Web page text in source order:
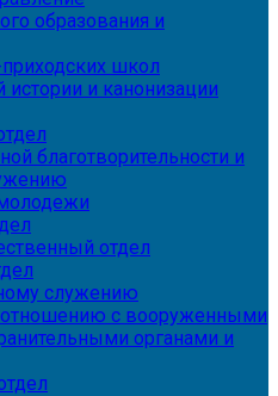
образования и
школ
и канонизации
благотворительности и
отдел
служению
с вооруженными
органами и